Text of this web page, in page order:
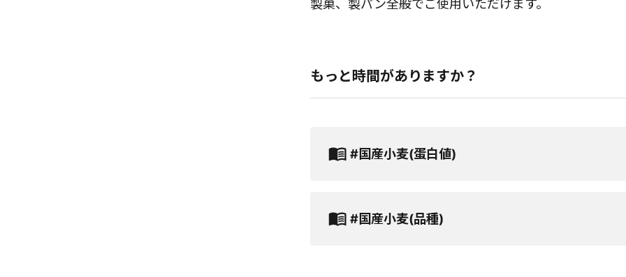
製菓、製パン全般でご使用いただけます。
もっと時間がありますか？
#国産小麦(蛋白値)
#国産小麦(品種)